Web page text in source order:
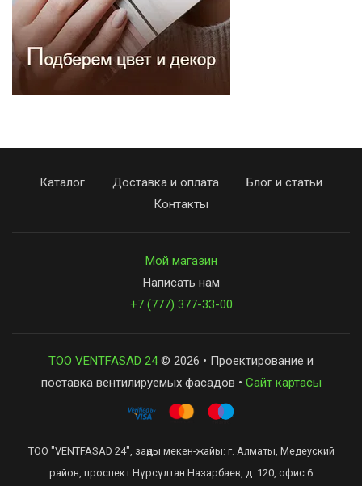
Каталог Доставка и оплата
Блог и статьи
Контакты
Мой магазин
Написать нам
+7 (777) 377-33-00
ТОО VENTFASAD 24© 2026 • Проектирование и
поставка вентилируемых фасадов • Сайт картасы
ТОО "VENTFASAD 24", заңды мекен-жайы: г. Алматы, Медеуский
район, проспект Нұрсұлтан Назарбаев, д. 120, офис 6